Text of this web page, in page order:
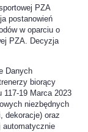
PZA
postanowień
w oparciu o
PZA. Decyzja
Danych
biorący
117-19 Marca 2023
niezbędnych
dekoracje) oraz
automatycznie